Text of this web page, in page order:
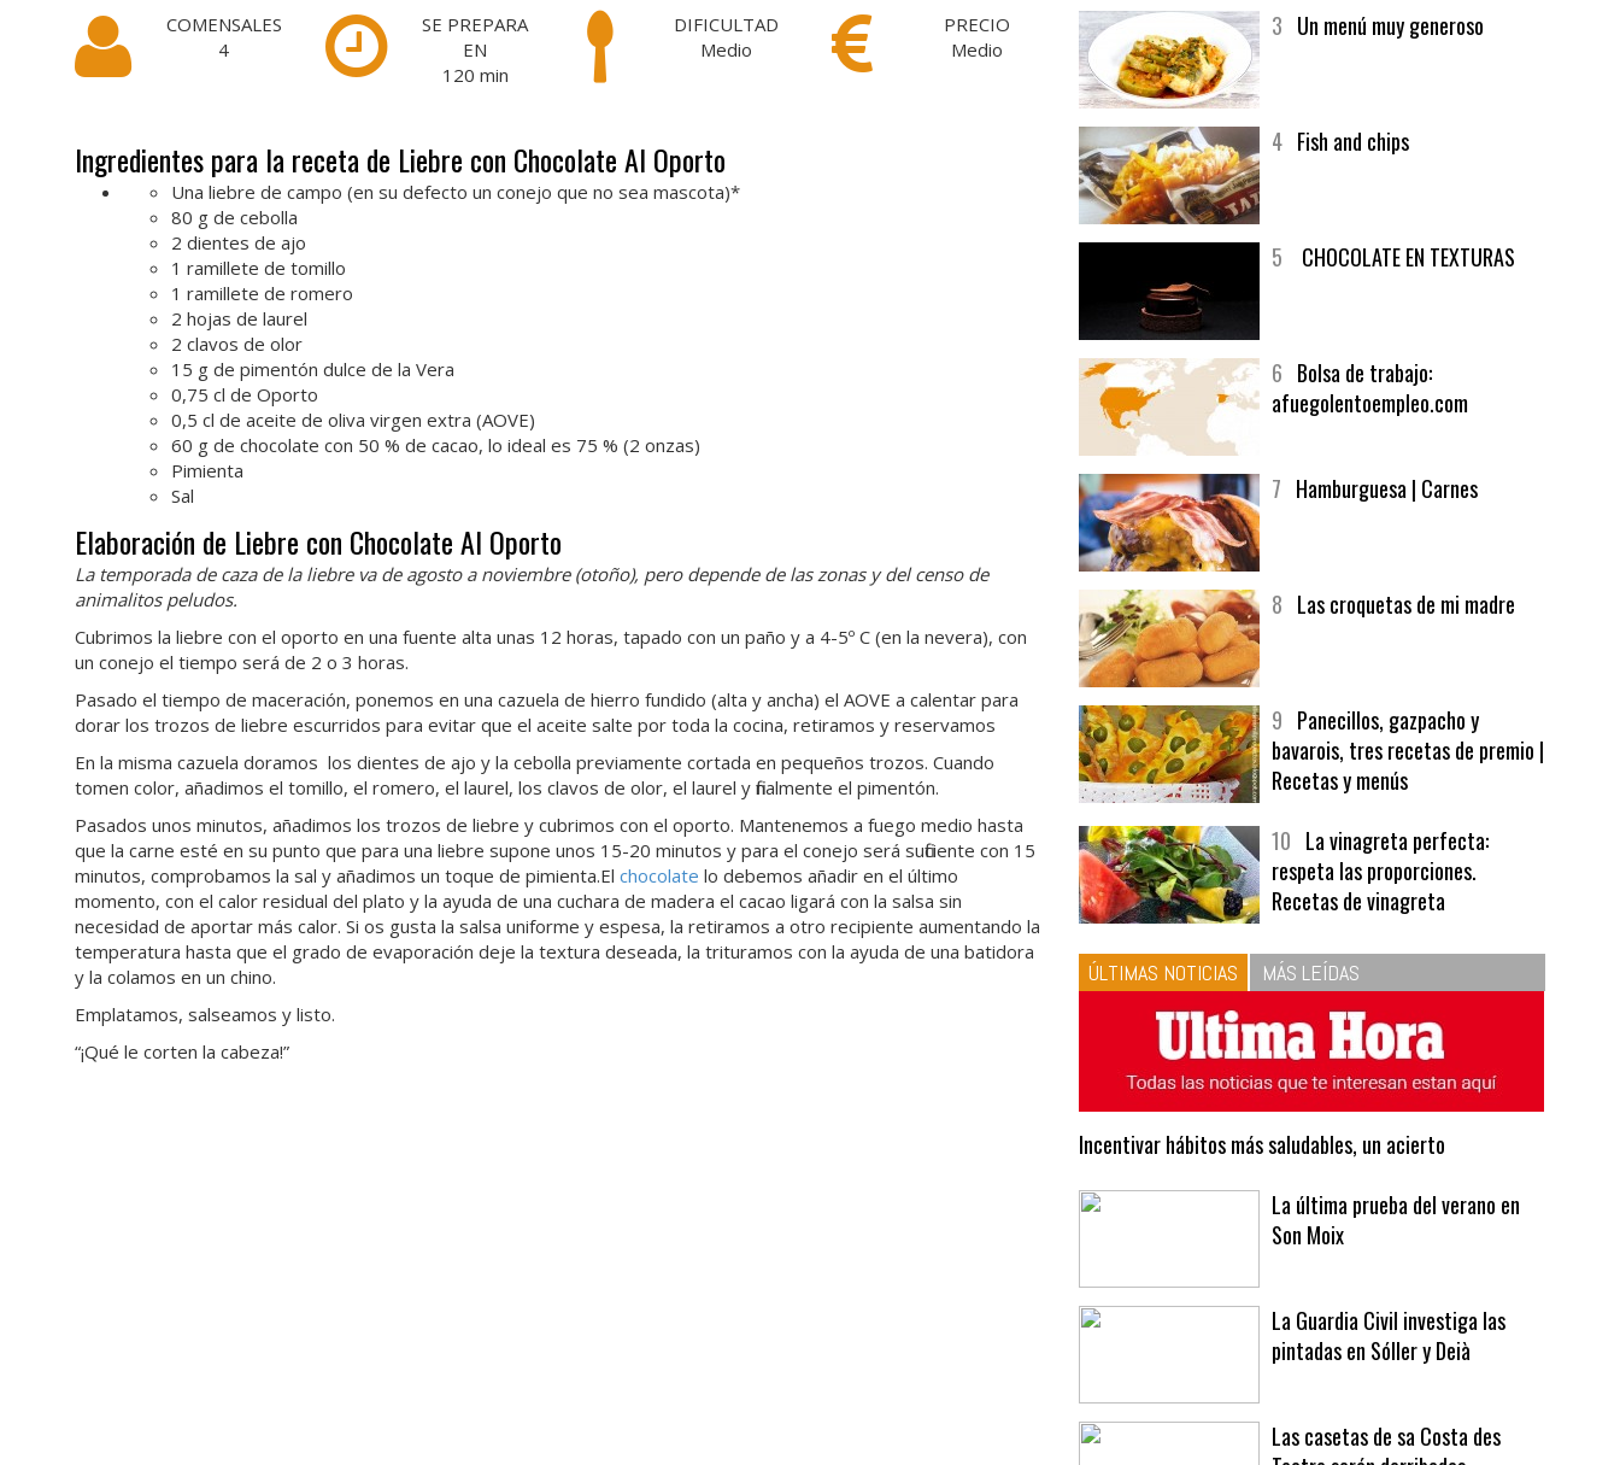
COMENSALES
4
SE PREPARA
EN
120 min
DIFICULTAD
Medio
PRECIO
Medio
Ingredientes para la receta de Liebre con Chocolate Al Oporto
Una liebre de campo (en su defecto un conejo que no sea mascota)*
80 g de cebolla
2 dientes de ajo
1 ramillete de tomillo
1 ramillete de romero
2 hojas de laurel
2 clavos de olor
15 g de pimentón dulce de la Vera
0,75 cl de Oporto
0,5 cl de aceite de oliva virgen extra (AOVE)
60 g de chocolate con 50 % de cacao, lo ideal es 75 % (2 onzas)
Pimienta
Sal
Elaboración de Liebre con Chocolate Al Oporto
La temporada de caza de la liebre va de agosto a noviembre (otoño), pero depende de las zonas y del censo de
animalitos peludos.
Cubrimos la liebre con el oporto en una fuente alta unas 12 horas, tapado con un paño y a 4-5º C (en la nevera), con
un conejo el tiempo será de 2 o 3 horas.
Pasado el tiempo de maceración, ponemos en una cazuela de hierro fundido (alta y ancha) el AOVE a calentar para
dorar los trozos de liebre escurridos para evitar que el aceite salte por toda la cocina, retiramos y reservamos
En la misma cazuela doramos los dientes de ajo y la cebolla previamente cortada en pequeños trozos. Cuando
tomen color, añadimos el tomillo, el romero, el laurel, los clavos de olor, el laurel y finalmente el pimentón.
Pasados unos minutos, añadimos los trozos de liebre y cubrimos con el oporto. Mantenemos a fuego medio hasta
que la carne esté en su punto que para una liebre supone unos 15-20 minutos y para el conejo será suficiente con 15
minutos, comprobamos la sal y añadimos un toque de pimienta.El chocolate lo debemos añadir en el último
momento, con el calor residual del plato y la ayuda de una cuchara de madera el cacao ligará con la salsa sin
necesidad de aportar más calor. Si os gusta la salsa uniforme y espesa, la retiramos a otro recipiente aumentando la
temperatura hasta que el grado de evaporación deje la textura deseada, la trituramos con la ayuda de una batidora
y la colamos en un chino.
Emplatamos, salseamos y listo.
“¡Qué le corten la cabeza!”
generoso | Recetas y
afuegolentoempleo.com
bavarois, tres recetas de premio |
Recetas y menús
respeta las proporciones.
Recetas de vinagreta
ÚLTIMAS NOTICIAS MÁS LEÍDAS
Incentivar hábitos más saludables, un acierto
Son Moix
pintadas en Sóller y Deià